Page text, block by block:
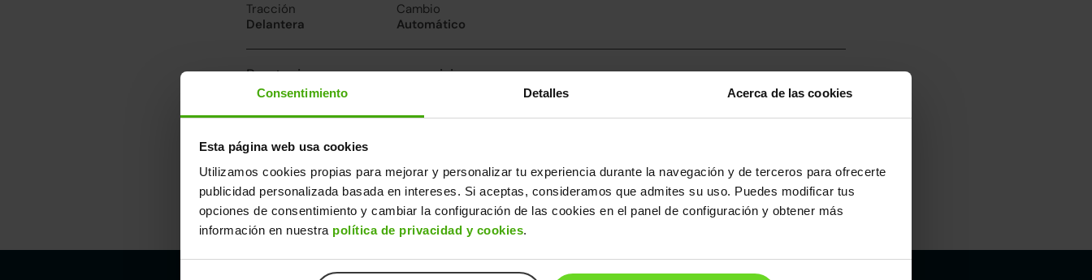
Consentimiento Detalles Acerca de las cookies
Esta página web usa cookies
Utilizamos cookies propias para mejorar y personalizar tu experiencia durante la navegación y de terceros para ofrecerte
publicidad personalizada basada en intereses. Si aceptas, consideramos que admites su uso. Puedes modificar tus
opciones de consentimiento y cambiar la configuración de las cookies en el panel de configuración y obtener más
información en nuestra política de privacidad y cookies.
Tracción
Delantera
Cambio
Automático
Prestaciones, consumo y emisiones
Velocidad máxima
165km/h
11.8segundos
Emisiones
84CO2
Consumo mixto
3.7l/100
3.5l/100
Dimensiones y otros datos
Largo
Ancho
Alto
1,51m